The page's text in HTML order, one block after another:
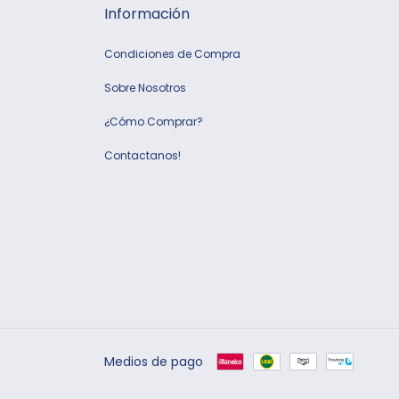
Información
Condiciones de Compra
Sobre Nosotros
¿Cómo Comprar?
Contactanos!
Medios de pago